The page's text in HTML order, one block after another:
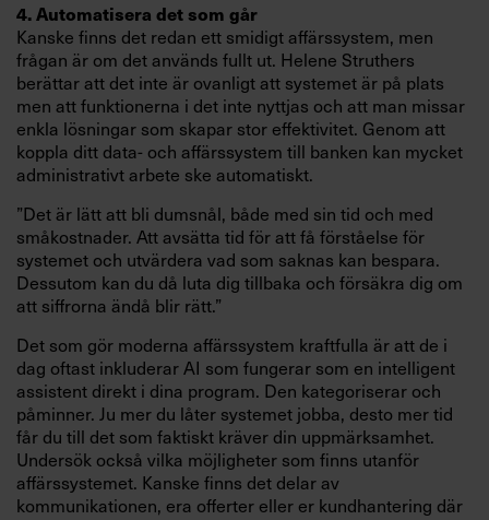
4. Automatisera det som går
Kanske finns det redan ett smidigt affärssystem, men
frågan är om det används fullt ut. Helene Struthers
berättar att det inte är ovanligt att systemet är på plats
men att funktionerna i det inte nyttjas och att man missar
enkla lösningar som skapar stor effektivitet. Genom att
koppla ditt data- och affärssystem till banken kan mycket
administrativt arbete ske automatiskt.
”Det är lätt att bli dumsnål, både med sin tid och med
småkostnader. Att avsätta tid för att få förståelse för
systemet och utvärdera vad som saknas kan bespara.
Dessutom kan du då luta dig tillbaka och försäkra dig om
att siffrorna ändå blir rätt.”
Det som gör moderna affärssystem kraftfulla är att de i
dag oftast inkluderar AI som fungerar som en intelligent
assistent direkt i dina program. Den kategoriserar och
påminner. Ju mer du låter systemet jobba, desto mer tid
får du till det som faktiskt kräver din uppmärksamhet.
Undersök också vilka möjligheter som finns utanför
affärssystemet. Kanske finns det delar av
kommunikationen, era offerter eller er kundhantering där